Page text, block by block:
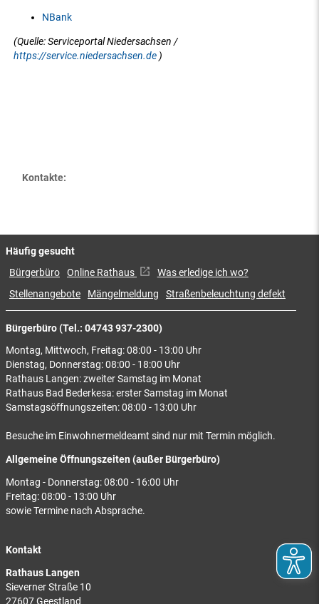
NBank
(Quelle: Serviceportal Niedersachsen /
https://service.niedersachsen.de )
Kontakte:
Bürgerbüro (Tel.: 04743 937-2300)
Montag, Mittwoch, Freitag: 08:00 - 13:00 Uhr
Dienstag, Donnerstag: 08:00 - 18:00 Uhr
Rathaus Langen: zweiter Samstag im Monat
Rathaus Bad Bederkesa: erster Samstag im Monat
Samstagsöffnungszeiten: 08:00 - 13:00 Uhr
Besuche im Einwohnermeldeamt sind nur mit Termin möglich.
Allgemeine Öffnungszeiten (außer Bürgerbüro)
Montag - Donnerstag: 08:00 - 16:00 Uhr
Freitag: 08:00 - 13:00 Uhr
sowie Termine nach Absprache.
Kontakt
Rathaus Langen
Sieverner Straße 10
27607 Geestland
Häufig gesucht
Bürgerbüro Online Rathaus
Was erledige ich wo?
Stellenangebote
Mängelmeldung Straßenbeleuchtung defekt